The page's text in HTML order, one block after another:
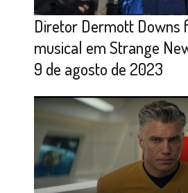
Diretor Dermott Downs
musical em Strange
9 de agosto de 2023